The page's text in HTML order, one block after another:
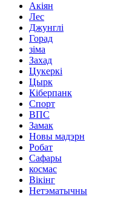
Акіян
Лес
Джунглі
Горад
зіма
Захад
Цукеркі
Цырк
Кіберпанк
Спорт
ВПС
Замак
Новы мадэрн
Робат
Сафары
космас
Вікінг
Нетэматычны